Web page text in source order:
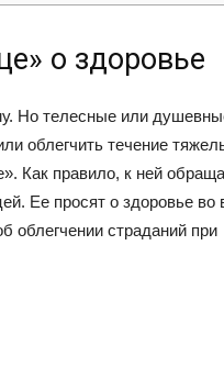
о здоровье
Но телесные или
облегчить течение
Как правило, к ней
Ее просят о здоровье во
облегчении страданий при